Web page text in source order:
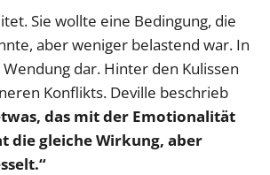
Sie wollte eine Bedingung, die
aber weniger belastend war. In
dar. Hinter den Kulissen
Konflikts. Deville beschrieb
das mit der Emotionalität
die gleiche Wirkung, aber